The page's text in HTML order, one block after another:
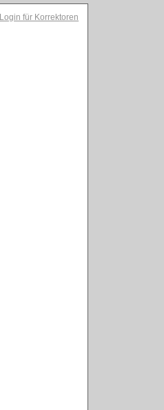
Login für Korrektoren